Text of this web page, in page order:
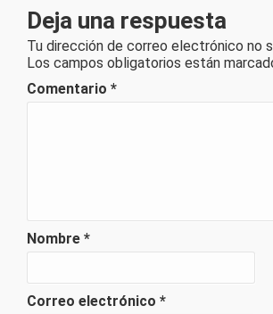
Deja una respuesta
Tu dirección de correo electrónico no
Los campos obligatorios están
Comentario *
Nombre *
Correo electrónico *